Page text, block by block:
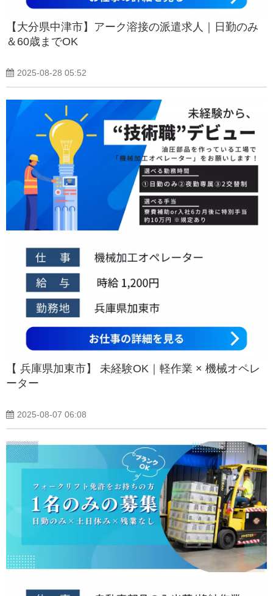
【大分県中津市】アーク溶接の派遣求人｜日勤のみ
＆60歳までOK
2025-08-28 05:52
【 兵庫県加東市】 未経験OK｜軽作業 × 機械オペレ
ーター
2025-08-07 06:08